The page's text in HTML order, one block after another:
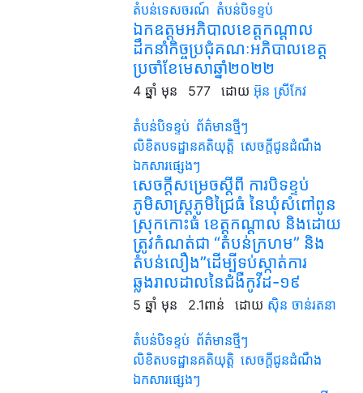
តំបន់ទេសចរណ៍ តំបន់បិទខ្ទប់
ឯកឧត្តមអភិបាលខេត្តកណ្ដាល
ដឹកនាំកិច្ចប្រជុំគណៈអភិបាលខេត្ត
ប្រចាំខែមេសាឆ្នាំ២០២២
4 ឆ្នាំ មុន 577 ដោយអ៊ុន ស្រីកែវ
តំបន់បិទខ្ទប់ ព័ត៌មានថ្មីៗ
លិខិតបទដ្ឋានគតិយុត្តិ សេចក្តីជូនដំណឹង
ឯកសារផ្សេងៗ
សេចក្តីសម្រេចស្តីពី ការបិទខ្ទប់
ភូមិសាស្ត្រភូមិជ្រៃធំ នៃឃុំសំពៅពូន
ស្រុកកោះធំ ខេត្តកណ្តាល និងដោយ
ត្រូវកំណត់ជា “តំបន់ក្រហម” និង
តំបន់លឿង”ដើម្បីទប់ស្កាត់ការ
ឆ្លងរាលដាលនៃជំងឺកូវីដ-១៩
5 ឆ្នាំ មុន 2.1ពាន់ ដោយ ស៊ិន ចាន់រតនា
តំបន់បិទខ្ទប់ ព័ត៌មានថ្មីៗ
លិខិតបទដ្ឋានគតិយុត្តិ សេចក្តីជូនដំណឹង
ឯកសារផ្សេងៗ